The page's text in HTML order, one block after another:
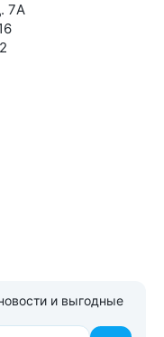
7A
и выгодные